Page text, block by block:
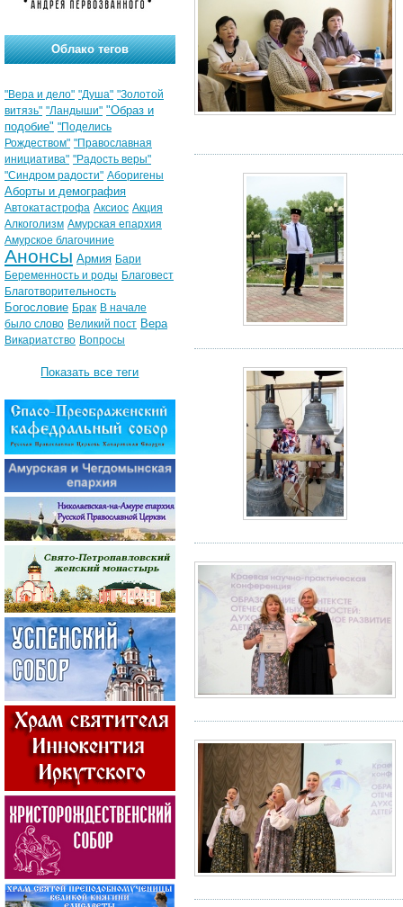
Облако тегов
"Вера и дело" "Душа" "Золотой
витязь" "Ландыши" "Образ и
подобие" "Поделись
Рождеством" "Православная
инициатива" "Радость веры"
"Синдром радости" Аборигены
Аборты и демография
Автокатастрофа Аксиос Акция
Алкоголизм Амурская епархия
Амурское благочиние
Анонсы Армия Бари
Беременность и роды Благовест
Благотворительность
Богословие Брак В начале
было слово Великий пост Вера
Викариатство Вопросы
Показать все теги